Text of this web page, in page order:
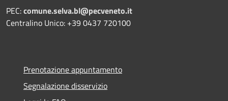
PEC:comune.selva.bl@pecveneto.it
Centralino Unico: +39 0437 720100
Prenotazione appuntamento
Segnalazione disservizio